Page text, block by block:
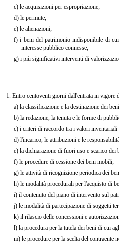
c) le acquisizioni per espropriazione;
d) le permute;
e) le alienazioni;
f) i beni del patrimonio indisponibile di
interesse pubblico connesse;
g) i più significativi interventi di
1. Entro centoventi giorni dall'entrata in vigore
a) la classificazione e la destinazione dei
b) la redazione, la tenuta e le forme di
c) i criteri di raccordo tra i valori inventariali
d) l'incarico, le attribuzioni e le
e) la dichiarazione di fuori uso e scarico dei
f) le procedure di cessione dei beni mobili;
g) le attività di ricognizione periodica dei
h) le modalità procedurali per l'acquisto di
i) il contenuto del piano di intervento sul
j) le modalità di partecipazione di soggetti
k) il rilascio delle concessioni e
l) la procedura per la tutela dei beni di cui
m) le procedure per la scelta del contraente